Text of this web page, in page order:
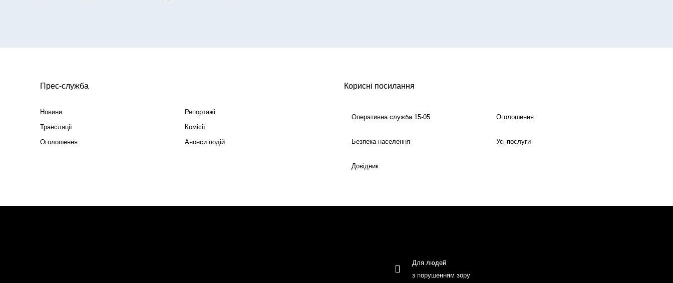
Прес-служба
Новини
Репортажі
Трансляції
Комісії
Оголошення
Анонси подій
Корисні посилання
Оперативна служба 15-05 Оголошення
Безпека населення Усі послуги
Довідник
Для людей
з порушенням зору